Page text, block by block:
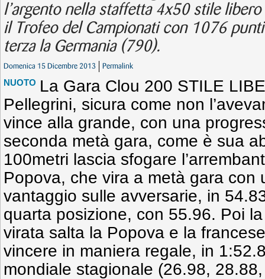
l’argento nella staffetta 4x50 stile
il Trofeo del Campionati con 1076
terza la Germania (790).
Domenica 15 Dicembre 2013 Permalink
NUOTO La Gara Clou 200 STILE
Pellegrini, sicura come non
vince alla grande, con una
seconda metà gara, come è sua
100metri lascia sfogare
Popova, che vira a metà gara con
vantaggio sulle avversarie, in
quarta posizione, con 55.96. Poi
virata salta la Popova e la
vincere in maniera regale, in
mondiale stagionale (26.98,